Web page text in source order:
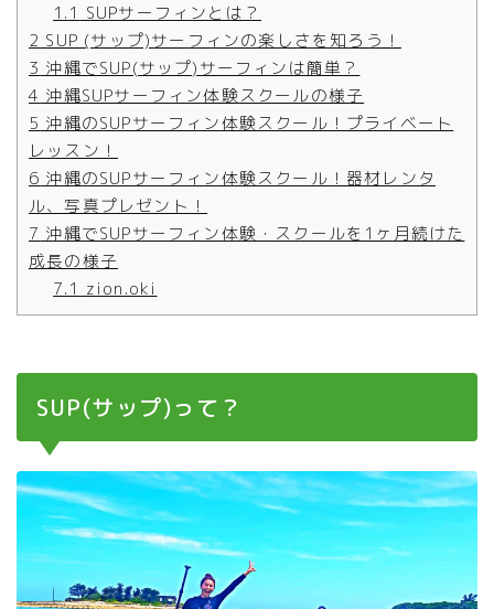
1.1 SUPサーフィンとは？
2 SUP (サップ)サーフィンの楽しさを知ろう！
3 沖縄でSUP(サップ)サーフィンは簡単？
4 沖縄SUPサーフィン体験スクールの様子
5 沖縄のSUPサーフィン体験スクール！プライベート
レッスン！
6 沖縄のSUPサーフィン体験スクール！器材レンタ
ル、写真プレゼント！
7 沖縄でSUPサーフィン体験・スクールを1ヶ月続けた
成長の様子
7.1 zion.oki
SUP(サップ)って？